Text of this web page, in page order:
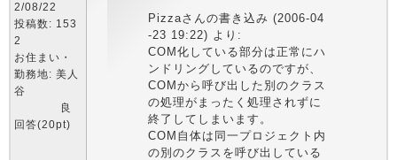
2/08/22
投稿数: 153
2
お住まい・
勤務地: 美人
谷
良
回答(20pt)
Pizzaさんの書き込み (2006-04
-23 19:22) より:
COM化している部分は正常にハ
ンドリングしているのですが、
COMから呼び出した別のクラス
の処理がまったく処理されずに
終了してしまいます。
COM自体は同一プロジェクト内
の別のクラスを呼び出している